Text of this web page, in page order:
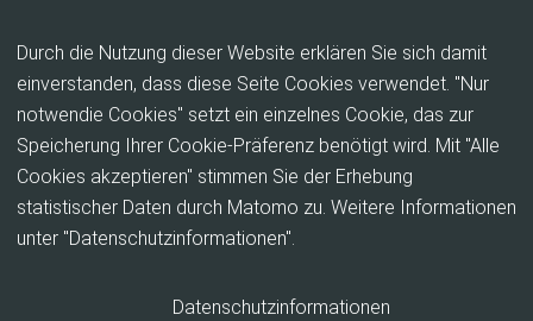
Durch die Nutzung dieser Website erklären Sie sich damit
einverstanden, dass diese Seite Cookies verwendet. "Nur
notwendie Cookies" setzt ein einzelnes Cookie, das zur
Speicherung Ihrer Cookie-Präferenz benötigt wird. Mit "Alle
Cookies akzeptieren" stimmen Sie der Erhebung
statistischer Daten durch Matomo zu. Weitere Informationen
unter "Datenschutzinformationen".
Datenschutzinformationen
Ehrenamt zwischen Tradition &
Wandel: Gute Beispiele & Tipps
Traditionen prägen das Vereinsleben und schaffen
Veränderungen notwendig, um neue Entwicklungen